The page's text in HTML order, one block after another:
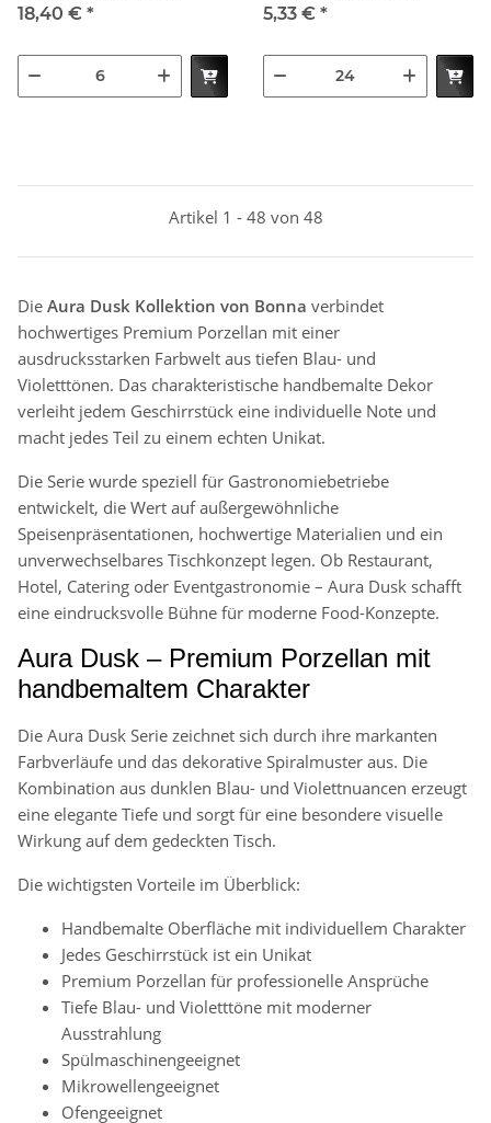
18,40 € * 5,33 € *
Artikel 1 - 48 von 48
Die Aura Dusk Kollektion von Bonna verbindet
hochwertiges Premium Porzellan mit einer
ausdrucksstarken Farbwelt aus tiefen Blau- und
Violetttönen. Das charakteristische handbemalte Dekor
verleiht jedem Geschirrstück eine individuelle Note und
macht jedes Teil zu einem echten Unikat.
Die Serie wurde speziell für Gastronomiebetriebe
entwickelt, die Wert auf außergewöhnliche
Speisenpräsentationen, hochwertige Materialien und ein
unverwechselbares Tischkonzept legen. Ob Restaurant,
Hotel, Catering oder Eventgastronomie – Aura Dusk schafft
eine eindrucksvolle Bühne für moderne Food-Konzepte.
Aura Dusk – Premium Porzellan mit
handbemaltem Charakter
Die Aura Dusk Serie zeichnet sich durch ihre markanten
Farbverläufe und das dekorative Spiralmuster aus. Die
Kombination aus dunklen Blau- und Violettnuancen erzeugt
eine elegante Tiefe und sorgt für eine besondere visuelle
Wirkung auf dem gedeckten Tisch.
Die wichtigsten Vorteile im Überblick:
Handbemalte Oberfläche mit individuellem Charakter
Jedes Geschirrstück ist ein Unikat
Premium Porzellan für professionelle Ansprüche
Tiefe Blau- und Violetttöne mit moderner
Ausstrahlung
Spülmaschinengeeignet
Mikrowellengeeignet
Ofengeeignet